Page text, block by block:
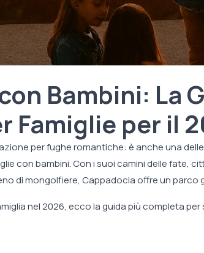
Bambini: La
Famiglie per il
per fughe romantiche: è anche una
con bambini. Con i suoi camini delle fate,
di mongolfiere, Cappadocia offre un parco
nel 2026, ecco la guida più completa